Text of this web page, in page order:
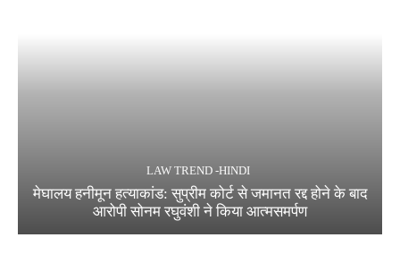
LAW TREND -HINDI
मेघालय हनीमून हत्याकांड: सुप्रीम कोर्ट से जमानत रद्द होने के बाद
आरोपी सोनम रघुवंशी ने किया आत्मसमर्पण